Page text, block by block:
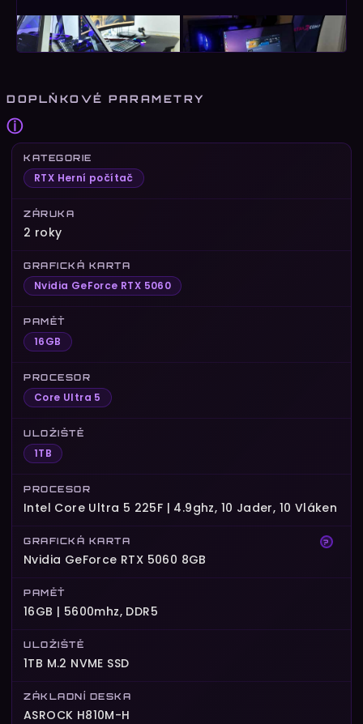
DOPLŇKOVÉ PARAMETRY
ⓘ
KATEGORIE
RTX Herní počítač
ZÁRUKA
2 roky
GRAFICKÁ KARTA
Nvidia GeForce RTX 5060
PAMĚŤ
16GB
PROCESOR
Core Ultra 5
ULOŽIŠTĚ
1TB
PROCESOR
Intel Core Ultra 5 225F | 4.9ghz, 10 Jader, 10 Vláken
?
GRAFICKÁ KARTA
Nvidia GeForce RTX 5060 8GB
PAMĚŤ
16GB | 5600mhz, DDR5
ULOŽIŠTĚ
1TB M.2 NVME SSD
ZÁKLADNÍ DESKA
ASROCK H810M-H